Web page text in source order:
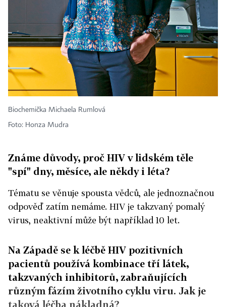
Biochemička Michaela Rumlová
Foto: Honza Mudra
Známe důvody, proč HIV v lidském těle
"spí" dny, měsíce, ale někdy i léta?
Tématu se věnuje spousta vědců, ale jednoznačnou
odpověď zatím nemáme. HIV je takzvaný pomalý
virus, neaktivní může být například 10 let.
Na Západě se k léčbě HIV pozitivních
pacientů používá kombinace tří látek,
takzvaných inhibitorů, zabraňujících
různým fázím životního cyklu viru. Jak je
taková léčba nákladná?